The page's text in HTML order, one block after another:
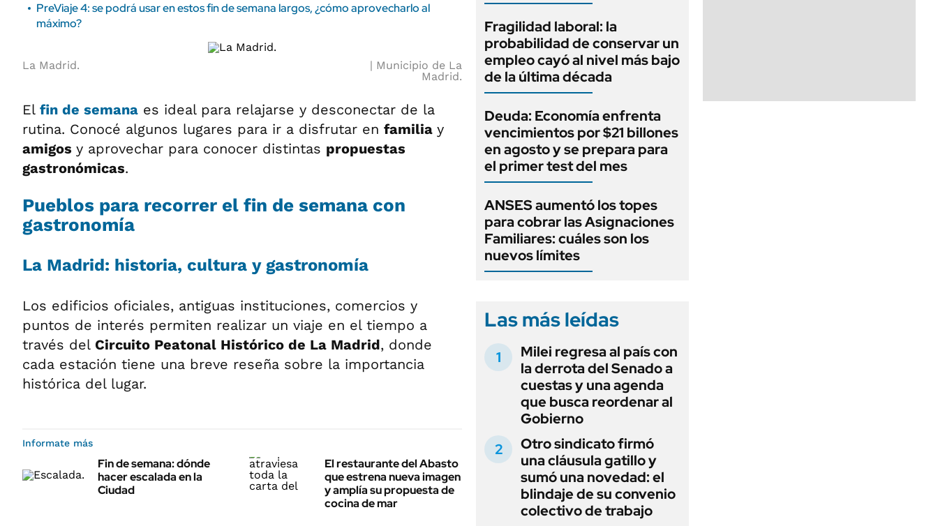
PreViaje 4: se podrá usar en estos fin de semana largos, ¿cómo aprovecharlo al
máximo?
La Madrid.
Municipio de La
Madrid.
El fin de semana es ideal para relajarse y desconectar de la
rutina. Conocé algunos lugares para ir a disfrutar en familia y
amigos y aprovechar para conocer distintas propuestas
gastronómicas.
Pueblos para recorrer el fin de semana con
gastronomía
La Madrid: historia, cultura y gastronomía
Los edificios oficiales, antiguas instituciones, comercios y
puntos de interés permiten realizar un viaje en el tiempo a
través del Circuito Peatonal Histórico de La Madrid, donde
cada estación tiene una breve reseña sobre la importancia
histórica del lugar.
Informate más
Fin de semana: dónde
hacer escalada en la
Ciudad
El restaurante del Abasto
que estrena nueva imagen
y amplía su propuesta de
cocina de mar
Fragilidad laboral: la
probabilidad de conservar un
empleo cayó al nivel más bajo
de la última década
Deuda: Economía enfrenta
vencimientos por $21 billones
en agosto y se prepara para
el primer test del mes
ANSES aumentó los topes
para cobrar las Asignaciones
Familiares: cuáles son los
nuevos límites
Las más leídas
Milei regresa al país con
la derrota del Senado a
cuestas y una agenda
que busca reordenar al
Gobierno
Otro sindicato firmó
una cláusula gatillo y
sumó una novedad: el
blindaje de su convenio
colectivo de trabajo